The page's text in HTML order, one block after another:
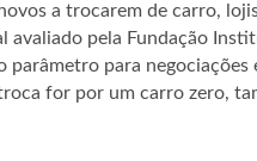
a trocarem de carro,
pela Fundação
parâmetro para
for por um carro zero,